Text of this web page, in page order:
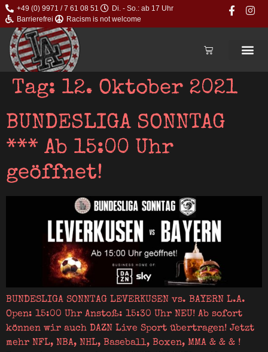
+49 (0) 9971 / 7 61 08 51
Di. - So.: ab 17 Uhr
Barrierefrei
Racism is not welcome
Tag: 12. Oktober 2021
BUNDESLIGA SONNTAG
*** Ab 15:00 Uhr
geöffnet!
BUNDESLIGA SONNTAG LEVERKUSEN vs. BAYERN L.A.
Open: 15:00 Uhr Anstoß: 15:30 Uhr NEU! Ab sofort
können wir auch DAZN Live Sport übertragen! Jetzt
mehr NFL, NBA, NHL, Baseball, Boxen, MMA & & & !